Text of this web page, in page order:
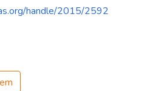
handle/2015/2592